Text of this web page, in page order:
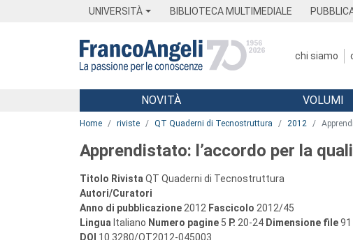
UNIVERSITÀ BIBLIOTECA MULTIMEDIALE
chi siamo
Menu
NOVITÀ VOLUMI
Home riviste QT Quaderni di Tecnostruttura 2012
Apprendistato: l’accordo per la
Titolo Rivista QT Quaderni di Tecnostruttura
Autori/Curatori
Anno di pubblicazione 2012 Fascicolo 2012/45
Lingua Italiano Numero pagine 5 P. 20-24 Dimensione file91
DOI 10.3280/QT2012-045003